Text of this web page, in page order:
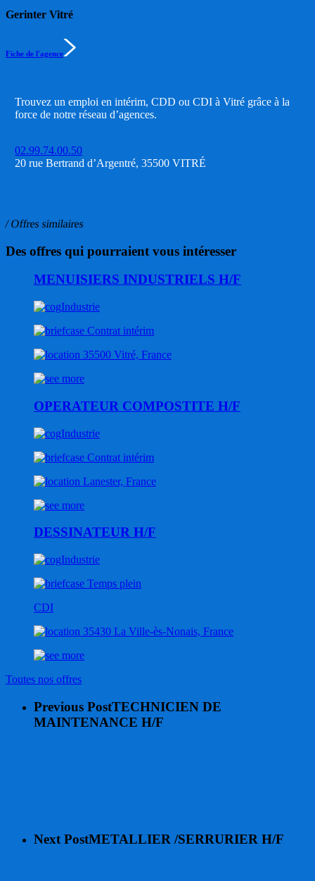
Gerinter Vitré
Fiche de l'agence
Trouvez un emploi en intérim, CDD ou CDI à Vitré grâce à la
force de notre réseau d’agences.
02.99.74.00.50
20 rue Bertrand d’Argentré, 35500 VITRÉ
/ Offres similaires
Des offres qui pourraient vous intéresser
MENUISIERS INDUSTRIELS H/F
Industrie
Contrat intérim
35500 Vitré, France
OPERATEUR COMPOSTITE H/F
Industrie
Contrat intérim
Lanester, France
DESSINATEUR H/F
Industrie
Temps plein
CDI
35430 La Ville-ès-Nonais, France
Toutes nos offres
Previous PostTECHNICIEN DE
MAINTENANCE H/F
Next PostMETALLIER /SERRURIER H/F